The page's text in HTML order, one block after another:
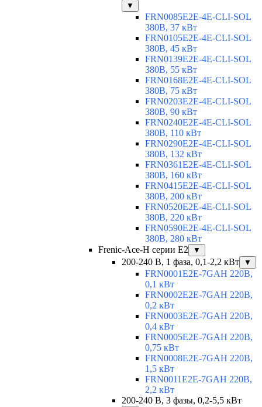
▼
FRN0085E2E-4E-CLI-SOL
380В, 37 кВт
FRN0105E2E-4E-CLI-SOL
380В, 45 кВт
FRN0139E2E-4E-CLI-SOL
380В, 55 кВт
FRN0168E2E-4E-CLI-SOL
380В, 75 кВт
FRN0203E2E-4E-CLI-SOL
380В, 90 кВт
FRN0240E2E-4E-CLI-SOL
380В, 110 кВт
FRN0290E2E-4E-CLI-SOL
380В, 132 кВт
FRN0361E2E-4E-CLI-SOL
380В, 160 кВт
FRN0415E2E-4E-CLI-SOL
380В, 200 кВт
FRN0520E2E-4E-CLI-SOL
380В, 220 кВт
FRN0590E2E-4E-CLI-SOL
380В, 280 кВт
Frenic-Ace-H серии E2
▼
200-240 В, 1 фаза, 0,1-2,2 кВт ▼
FRN0001E2E-7GAH 220В,
0,1 кВт
FRN0002E2E-7GAH 220В,
0,2 кВт
FRN0003E2E-7GAH 220В,
0,4 кВт
FRN0005E2E-7GAH 220В,
0,75 кВт
FRN0008E2E-7GAH 220В,
1,5 кВт
FRN0011E2E-7GAH 220В,
2,2 кВт
200-240 В, 3 фазы, 0,2-5,5 кВт